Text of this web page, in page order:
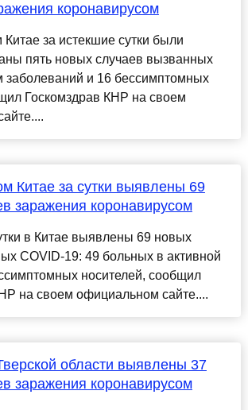
коронавирусом
за истекшие сутки были
пять новых случаев вызванных
заболеваний и 16 бессимптомных
Госкомздрав КНР на своем
Китае за сутки выявлены 69
заражения коронавирусом
в Китае выявлены 69 новых
COVID-19: 49 больных в активной
носителей, сообщил
на своем официальном сайте....
области выявлены 37
заражения коронавирусом